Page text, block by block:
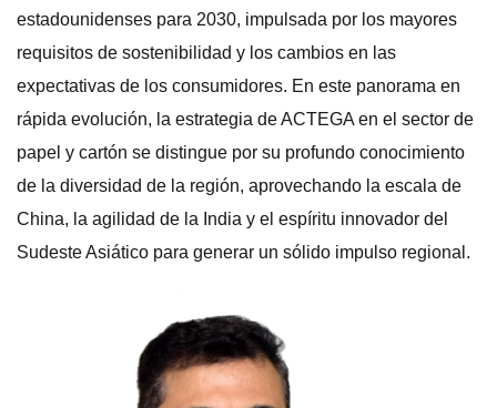
estadounidenses para 2030, impulsada por los mayores
requisitos de sostenibilidad y los cambios en las
expectativas de los consumidores. En este panorama en
rápida evolución, la estrategia de ACTEGA en el sector de
papel y cartón se distingue por su profundo conocimiento
de la diversidad de la región, aprovechando la escala de
China, la agilidad de la India y el espíritu innovador del
Sudeste Asiático para generar un sólido impulso regional.